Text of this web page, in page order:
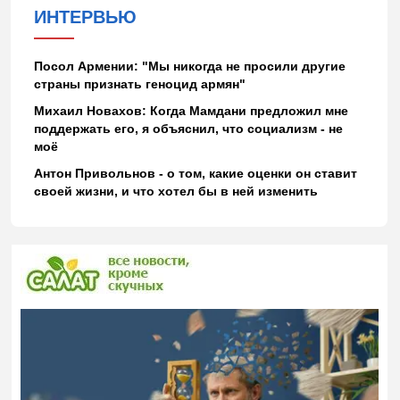
ИНТЕРВЬЮ
Посол Армении: "Мы никогда не просили другие
страны признать геноцид армян"
Михаил Новахов: Когда Мамдани предложил мне
поддержать его, я объяснил, что социализм - не
моё
Антон Привольнов - о том, какие оценки он ставит
своей жизни, и что хотел бы в ней изменить